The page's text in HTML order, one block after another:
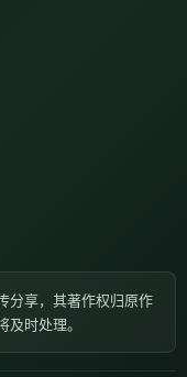
分享，其著作权归原作
时处理。